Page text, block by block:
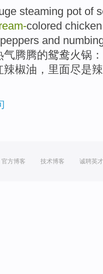
steaming pot of
-colored
and
气腾腾的鸳鸯火锅
辣椒油 ，里面尽是
官方博客 技术博客 诚聘英才